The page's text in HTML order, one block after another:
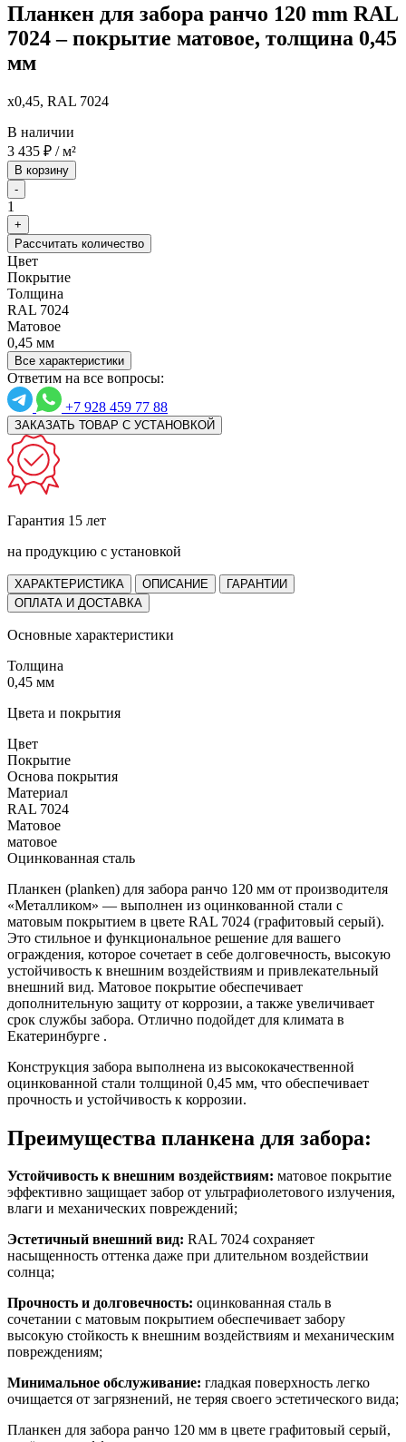
Планкен для забора ранчо 120 mm RAL
7024 – покрытие матовое, толщина 0,45
мм
x0,45, RAL 7024
В наличии
3 435 ₽ / м²
В корзину
-
1
+
Рассчитать количество
Цвет
Покрытие
Толщина
RAL 7024
Матовое
0,45 мм
Все характеристики
Ответим на все вопросы:
+7 928 459 77 88
ЗАКАЗАТЬ ТОВАР С УСТАНОВКОЙ
Гарантия 15 лет
на продукцию с установкой
ХАРАКТЕРИСТИКА ОПИСАНИЕ
ГАРАНТИИ
ОПЛАТА И ДОСТАВКА
Основные характеристики
Толщина
0,45 мм
Цвета и покрытия
Цвет
Покрытие
Основа покрытия
Материал
RAL 7024
Матовое
матовое
Оцинкованная сталь
Планкен (planken) для забора ранчо 120 мм от производителя
«Металликом» — выполнен из оцинкованной стали с
матовым покрытием в цвете RAL 7024 (графитовый серый).
Это стильное и функциональное решение для вашего
ограждения, которое сочетает в себе долговечность, высокую
устойчивость к внешним воздействиям и привлекательный
внешний вид. Матовое покрытие обеспечивает
дополнительную защиту от коррозии, а также увеличивает
срок службы забора. Отлично подойдет для климата в
Екатеринбурге .
Конструкция забора выполнена из высококачественной
оцинкованной стали толщиной 0,45 мм, что обеспечивает
прочность и устойчивость к коррозии.
Преимущества планкена для забора:
Устойчивость к внешним воздействиям: матовое покрытие
эффективно защищает забор от ультрафиолетового излучения,
влаги и механических повреждений;
Эстетичный внешний вид: RAL 7024 сохраняет
насыщенность оттенка даже при длительном воздействии
солнца;
Прочность и долговечность: оцинкованная сталь в
сочетании с матовым покрытием обеспечивает забору
высокую стойкость к внешним воздействиям и механическим
повреждениям;
Минимальное обслуживание: гладкая поверхность легко
очищается от загрязнений, не теряя своего эстетического вида;
Планкен для забора ранчо 120 мм в цвете графитовый серый,